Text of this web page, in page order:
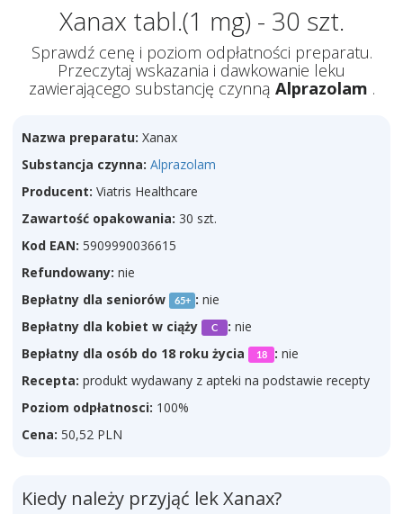
Xanax tabl.(1 mg) - 30 szt.
Sprawdź cenę i poziom odpłatności preparatu.
Przeczytaj wskazania i dawkowanie leku
zawierającego substancję czynną Alprazolam .
Nazwa preparatu: Xanax
Substancja czynna: Alprazolam
Producent: Viatris Healthcare
Zawartość opakowania: 30 szt.
Kod EAN: 5909990036615
Refundowany: nie
Bepłatny dla seniorów
65+ : nie
Bepłatny dla kobiet w ciąży
C : nie
Bepłatny dla osób do 18 roku życia
18 : nie
Recepta: produkt wydawany z apteki na podstawie recepty
Poziom odpłatnosci: 100%
Cena: 50,52 PLN
Kiedy należy przyjąć lek Xanax?